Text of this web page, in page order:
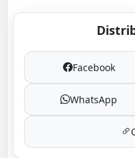
Facebook
WhatsApp